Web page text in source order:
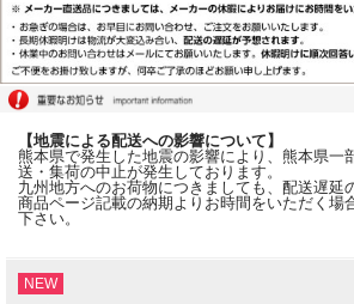
【地震による配送への影響について】
熊本県で発生した地震の影響により、熊本県一
送・集荷の中止が発生しております。
九州地方へのお荷物につきましても、配送遅延
商品ページ記載の納期よりお時間をいただく場
下さい。
NEW